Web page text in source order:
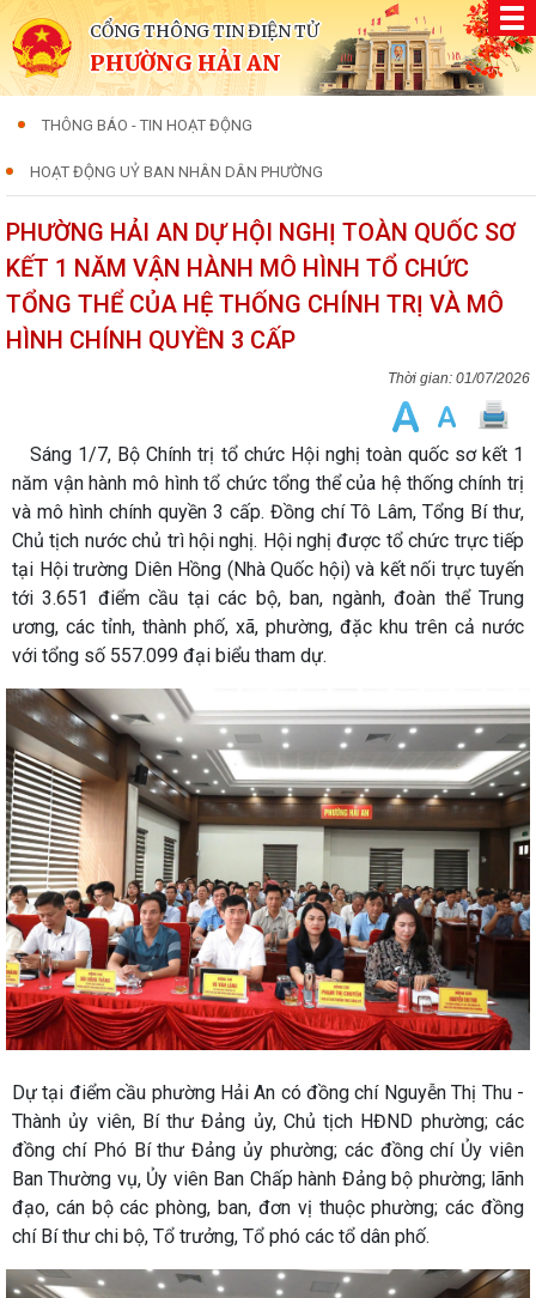
CỔNG THÔNG TIN ĐIỆN TỬ
PHƯỜNG HẢI AN
THÔNG BÁO - TIN HOẠT ĐỘNG
HOẠT ĐỘNG UỶ BAN NHÂN DÂN PHƯỜNG
PHƯỜNG HẢI AN DỰ HỘI NGHỊ TOÀN QUỐC SƠ
KẾT 1 NĂM VẬN HÀNH MÔ HÌNH TỔ CHỨC
TỔNG THỂ CỦA HỆ THỐNG CHÍNH TRỊ VÀ MÔ
HÌNH CHÍNH QUYỀN 3 CẤP
01/07/2026
Sáng 1/7, Bộ Chính trị tổ chức Hội nghị toàn quốc sơ kết 1
năm vận hành mô hình tổ chức tổng thể của hệ thống chính trị
và mô hình chính quyền 3 cấp. Đồng chí Tô Lâm, Tổng Bí thư,
Chủ tịch nước chủ trì hội nghị. Hội nghị được tổ chức trực tiếp
tại Hội trường Diên Hồng (Nhà Quốc hội) và kết nối trực tuyến
tới 3.651 điểm cầu tại các bộ, ban, ngành, đoàn thể Trung
ương, các tỉnh, thành phố, xã, phường, đặc khu trên cả nước
với tổng số 557.099 đại biểu tham dự.
Dự tại điểm cầu phường Hải An có đồng chí Nguyễn Thị Thu -
Thành ủy viên, Bí thư Đảng ủy, Chủ tịch HĐND phường; các
đồng chí Phó Bí thư Đảng ủy phường; các đồng chí Ủy viên
Ban Thường vụ, Ủy viên Ban Chấp hành Đảng bộ phường; lãnh
đạo, cán bộ các phòng, ban, đơn vị thuộc phường; các đồng
chí Bí thư chi bộ, Tổ trưởng, Tổ phó các tổ dân phố.